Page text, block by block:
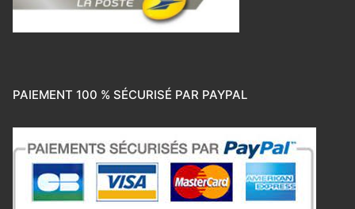
PAIEMENT 100 % SÉCURISÉ PAR PAYPAL